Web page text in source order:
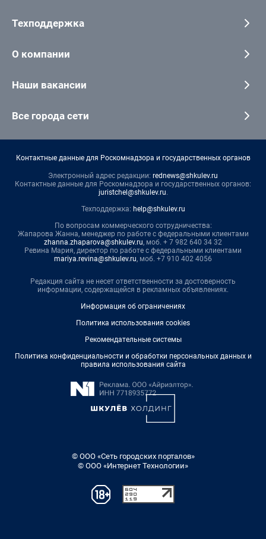
Техподдержка
О компании
Наши вакансии
Все города сети
Контактные данные для Роскомнадзора и государственных органов
Электронный адрес редакции: rednews@shkulev.ru
Контактные данные для Роскомнадзора и государственных органов:
juristchel@shkulev.ru.
Техподдержка: help@shkulev.ru
По вопросам коммерческого сотрудничества:
Жапарова Жанна, менеджер по работе с федеральными клиентами
zhanna.zhaparova@shkulev.ru, моб. + 7 982 640 34 32
Ревина Мария, директор по работе с федеральными клиентами
mariya.revina@shkulev.ru, моб. +7 910 402 4056
Редакция сайта не несет ответственности за достоверность
информации, содержащейся в рекламных объявлениях.
Информация об ограничениях
Политика использования cookies
Рекомендательные системы
Политика конфиденциальности и обработки персональных данных и
правила использования сайта
© ООО «Сеть городских порталов»
© ООО «Интернет Технологии»